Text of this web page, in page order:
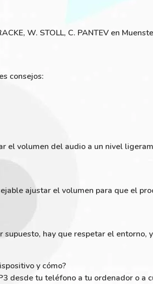
W. STOLL, C. PANTEV en
consejos:
el volumen del audio a un nivel
ajustar el volumen para que el
hay que respetar el entorno,
y cómo?
desde tu teléfono a tu ordenador o a